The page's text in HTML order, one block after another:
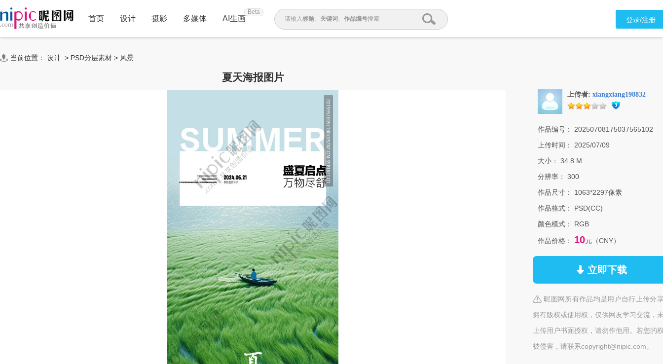
首页 设计 摄影 多媒体 AI生画
Beta
请输入标题、 关键词 、 作品编号搜索 登录/注册
当前位置： 设计 > PSD分层素材 > 风景
夏天海报图片
上传者: xiangxiang198832
作品编号：
20250708175037565102
上传时间：
2025/07/09
大小：
34.8 M
分辨率：
300
作品尺寸：
1063*2297像素
作品格式：
PSD(CC)
颜色模式：
RGB
作品价格： 10元（CNY）
立即下载
昵图网所有作品均是用户自行上传分
拥有版权或使用权，仅供网友学习交流，
上传用户书面授权，请勿作他用。若您的
被侵害，请联系copyright@nipic.com。